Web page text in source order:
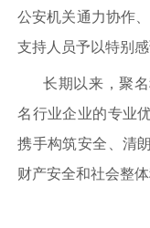
公安机关通力协作
支持人员予以特别感
长期以来，聚
名行业企业的专业
携手构筑安全、清
财产安全和社会整